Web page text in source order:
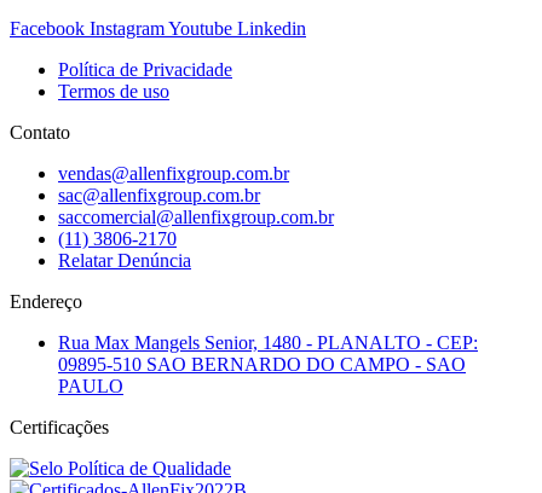
Facebook InstagramYoutube Linkedin
Política de Privacidade
Termos de uso
Contato
vendas@allenfixgroup.com.br
sac@allenfixgroup.com.br
saccomercial@allenfixgroup.com.br
(11) 3806-2170
Relatar Denúncia
Endereço
Rua Max Mangels Senior, 1480 - PLANALTO - CEP:
09895-510 SAO BERNARDO DO CAMPO - SAO
PAULO
Certificações